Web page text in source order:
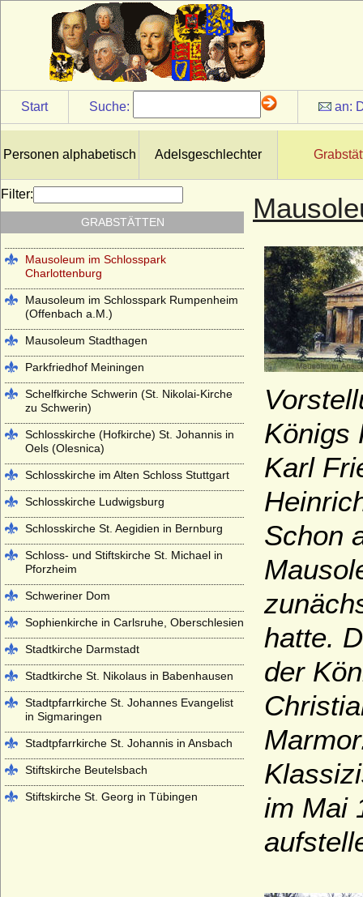
Start Suche: an:
Personen alphabetisch Adelsgeschlechter
Königs
Karl
Schon
hatte.
der
im Mai
Filter:
GRABSTÄTTEN
Kloster Altzella bei Nossen
Kloster Arnsburg (bei Lich in Hessen)
Kloster Chorin
Heilsbronn)
Lambertikirche in Aurich
Marienkirche Hanau (ehemals Reformierte
Kirche Hanau)
Martinskirche Kassel
Mausoleum im Schlosspark
Charlottenburg
Mausoleum im Schlosspark Rumpenheim
(Offenbach a.M.)
Mausoleum Stadthagen
Parkfriedhof Meiningen
Schelfkirche Schwerin (St. Nikolai-Kirche
zu Schwerin)
Schlosskirche (Hofkirche) St. Johannis in
Oels (Olesnica)
Schlosskirche im Alten Schloss Stuttgart
Schlosskirche Ludwigsburg
Schlosskirche St. Aegidien in Bernburg
Schloss- und Stiftskirche St. Michael in
Pforzheim
Schweriner Dom
Sophienkirche in Carlsruhe, Oberschlesien
Stadtkirche Darmstadt
Stadtkirche St. Nikolaus in Babenhausen
Stadtpfarrkirche St. Johannes Evangelist
in Sigmaringen
Stadtpfarrkirche St. Johannis in Ansbach
Stiftskirche Beutelsbach
Stiftskirche St. Georg in Tübingen